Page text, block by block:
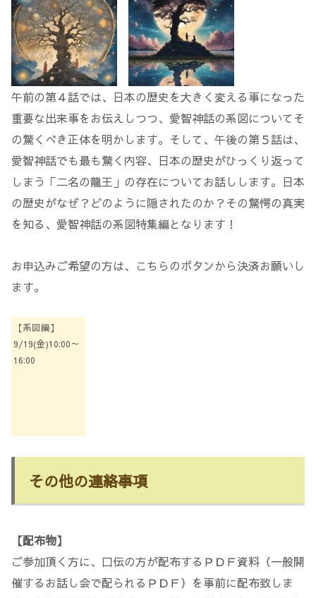
午前の第４話では、日本の歴史を大きく変える事になった
重要な出来事をお伝えしつつ、愛智神話の系図についてそ
の驚くべき正体を明かします。そして、午後の第５話は、
愛智神話でも最も驚く内容、日本の歴史がひっくり返って
しまう「二名の龍王」の存在についてお話しします。日本
の歴史がなぜ？どのように隠されたのか？その驚愕の真実
を知る、愛智神話の系図特集編となります！
お申込みご希望の方は、こちらのボタンから決済お願いし
ます。
【系図編】
9/19(金)10:00～
16:00
その他の連絡事項
【配布物】
ご参加頂く方に、口伝の方が配布するＰＤＦ資料（一般開
催するお話し会で配られるＰＤＦ）を事前に配布致しま